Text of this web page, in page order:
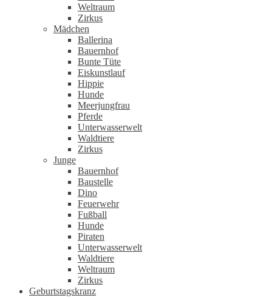
Weltraum
Zirkus
Mädchen
Ballerina
Bauernhof
Bunte Tüte
Eiskunstlauf
Hippie
Hunde
Meerjungfrau
Pferde
Unterwasserwelt
Waldtiere
Zirkus
Junge
Bauernhof
Baustelle
Dino
Feuerwehr
Fußball
Hunde
Piraten
Unterwasserwelt
Waldtiere
Weltraum
Zirkus
Geburtstagskranz